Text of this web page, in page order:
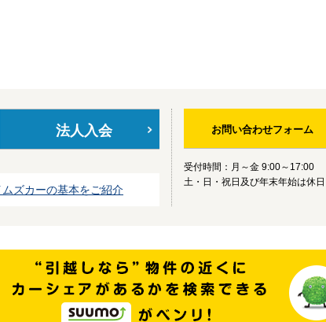
法人入会
ズカーの基本をご紹介
お問い合わせフォーム
受付時間：月～金 9:00～17:00
土・日・祝日及び年末年始は休日